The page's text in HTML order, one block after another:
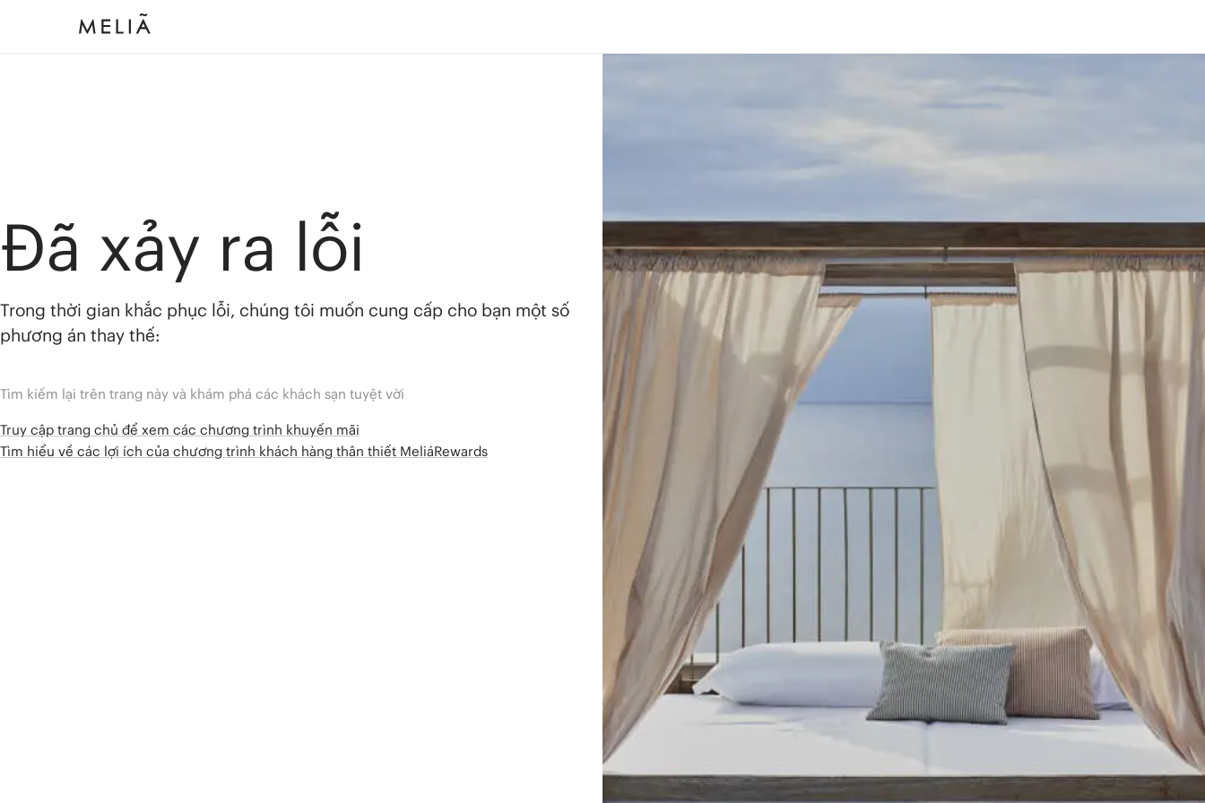
Đã xảy ra lỗi
Trong thời gian khắc phục lỗi, chúng tôi muốn cung cấp cho bạn một số
phương án thay thế:
Tìm kiếm lại trên trang này và khám phá các khách sạn tuyệt vời
Truy cập trang chủ để xem các chương trình khuyến mãi
Tìm hiểu về các lợi ích của chương trình khách hàng thân thiết MeliáRewards